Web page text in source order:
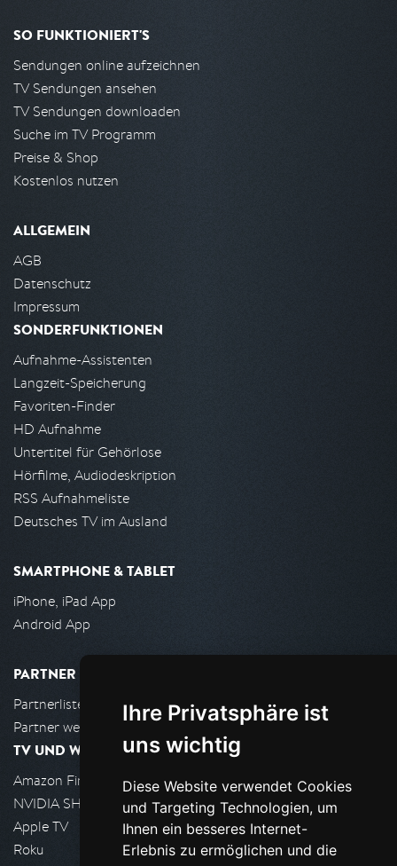
Ihre Privatsphäre ist
uns wichtig
Diese Website verwendet Cookies
und Targeting Technologien, um
Ihnen ein besseres Internet-
Erlebnis zu ermöglichen und die
SO FUNKTIONIERT'S
Sendungen online aufzeichnen
TV Sendungen ansehen
TV Sendungen downloaden
Suche im TV Programm
Preise & Shop
Kostenlos nutzen
ALLGEMEIN
AGB
Datenschutz
Impressum
SONDERFUNKTIONEN
Aufnahme-Assistenten
Langzeit-Speicherung
Favoriten-Finder
HD Aufnahme
Untertitel für Gehörlose
Hörfilme, Audiodeskription
RSS Aufnahmeliste
Deutsches TV im Ausland
SMARTPHONE & TABLET
iPhone, iPad App
Android App
PARTNER
Partnerliste
Partner werden
TV UND WOHNZIMMER
Amazon FireTV
NVIDIA SHIELD, Google TV
Apple TV
Roku